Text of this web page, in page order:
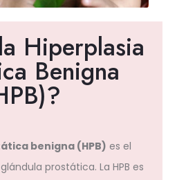
Hiperplasia
Benigna
benigna (HPB) es el
prostática. La HPB es